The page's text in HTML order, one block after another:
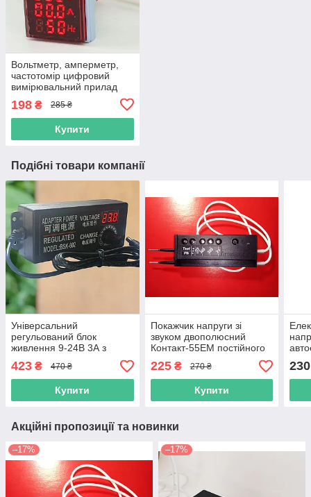
Вольтметр, амперметр,
частотомір цифровий
вимірювальний прилад
198 ₴ 285 ₴
Купити
Подібні товари компанії
Універсальний
регульований блок
живлення 9-24В 3А з
цифровим вольтметром,
роз'єм DC 5.5x2.5мм
423 ₴ 470 ₴
Купити
Покажчик напруги зі
звуком двополюсний
Контакт-55ЕМ постійного
та змінного струму від 24
до 380 В
225₴ 270 ₴
Купити
ЕМ
230
Акційні пропозиції та новинки
–17% –17%